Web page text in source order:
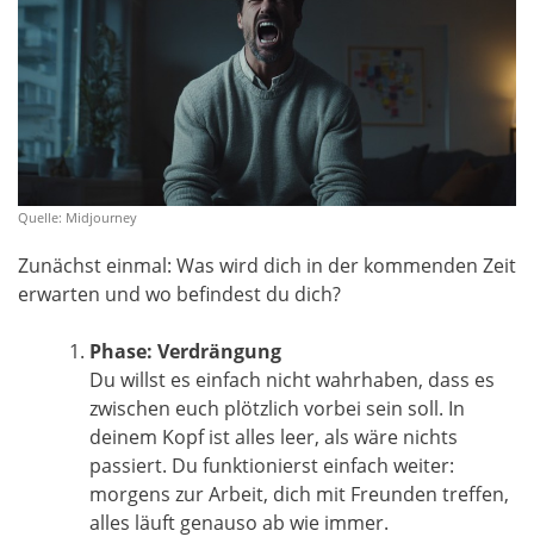
Quelle: Midjourney
Zunächst einmal: Was wird dich in der kommenden Zeit
erwarten und wo befindest du dich?
Phase: Verdrängung
Du willst es einfach nicht wahrhaben, dass es
zwischen euch plötzlich vorbei sein soll. In
deinem Kopf ist alles leer, als wäre nichts
passiert. Du funktionierst einfach weiter:
morgens zur Arbeit, dich mit Freunden treffen,
alles läuft genauso ab wie immer.